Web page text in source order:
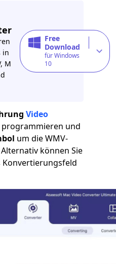
in
M
Free
Download
für Windows
10
Video
programmieren und
um die WMV-
können Sie
Konvertierungsfeld